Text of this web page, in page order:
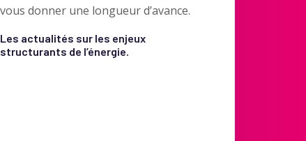
vous donner une longueur d’avance.
Les actualités sur les enjeux
structurants de l’énergie.